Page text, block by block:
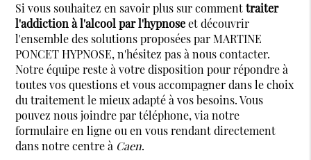
Si vous souhaitez en savoir plus sur commenttraiter
l'addiction à l'alcool par l'hypnoseet découvrir
l'ensemble des solutions proposées par MARTINE
PONCET HYPNOSE, n'hésitez pas à nous contacter.
Notre équipe reste à votre disposition pour répondre à
toutes vos questions et vous accompagner dans le choix
du traitement le mieux adapté à vos besoins. Vous
pouvez nous joindre par téléphone, via notre
formulaire en ligne ou en vous rendant directement
dans notre centre à Caen.